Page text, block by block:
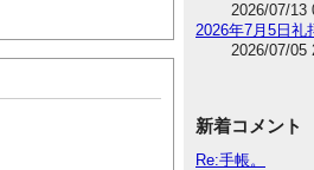
2026/07/13
2026年7月5日礼
2026/07/05
新着コメント
Re:手帳。